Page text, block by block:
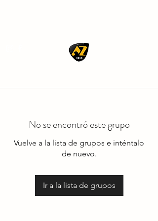
No se encontró este grupo
Vuelve a la lista de grupos e inténtalo
de nuevo.
Ir a la lista de grupos